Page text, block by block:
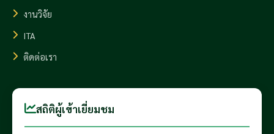
งานวิจัย
ITA
ติดต่อเรา
สถิติผู้เข้าเยี่ยมชม